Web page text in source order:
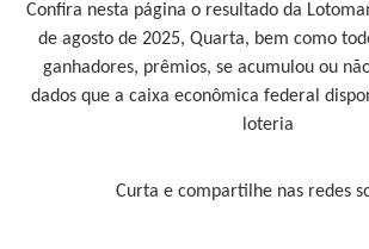
Confira nesta página o resultado da
de agosto de 2025, Quarta, bem como
ganhadores, prêmios, se acumulou ou
dados que a caixa econômica federal
loteria
Curta e compartilhe nas redes